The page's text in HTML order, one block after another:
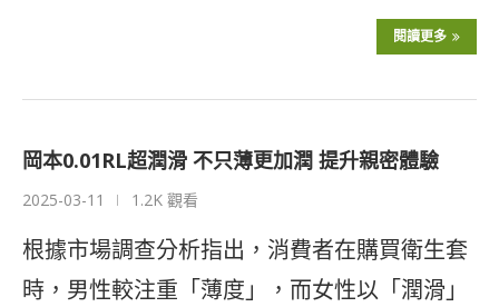
閱讀更多
岡本0.01RL超潤滑 不只薄更加潤 提升親密體驗
2025-03-11 1.2K 觀看
根據市場調查分析指出，消費者在購買衛生套
時，男性較注重「薄度」，而女性以「潤滑」